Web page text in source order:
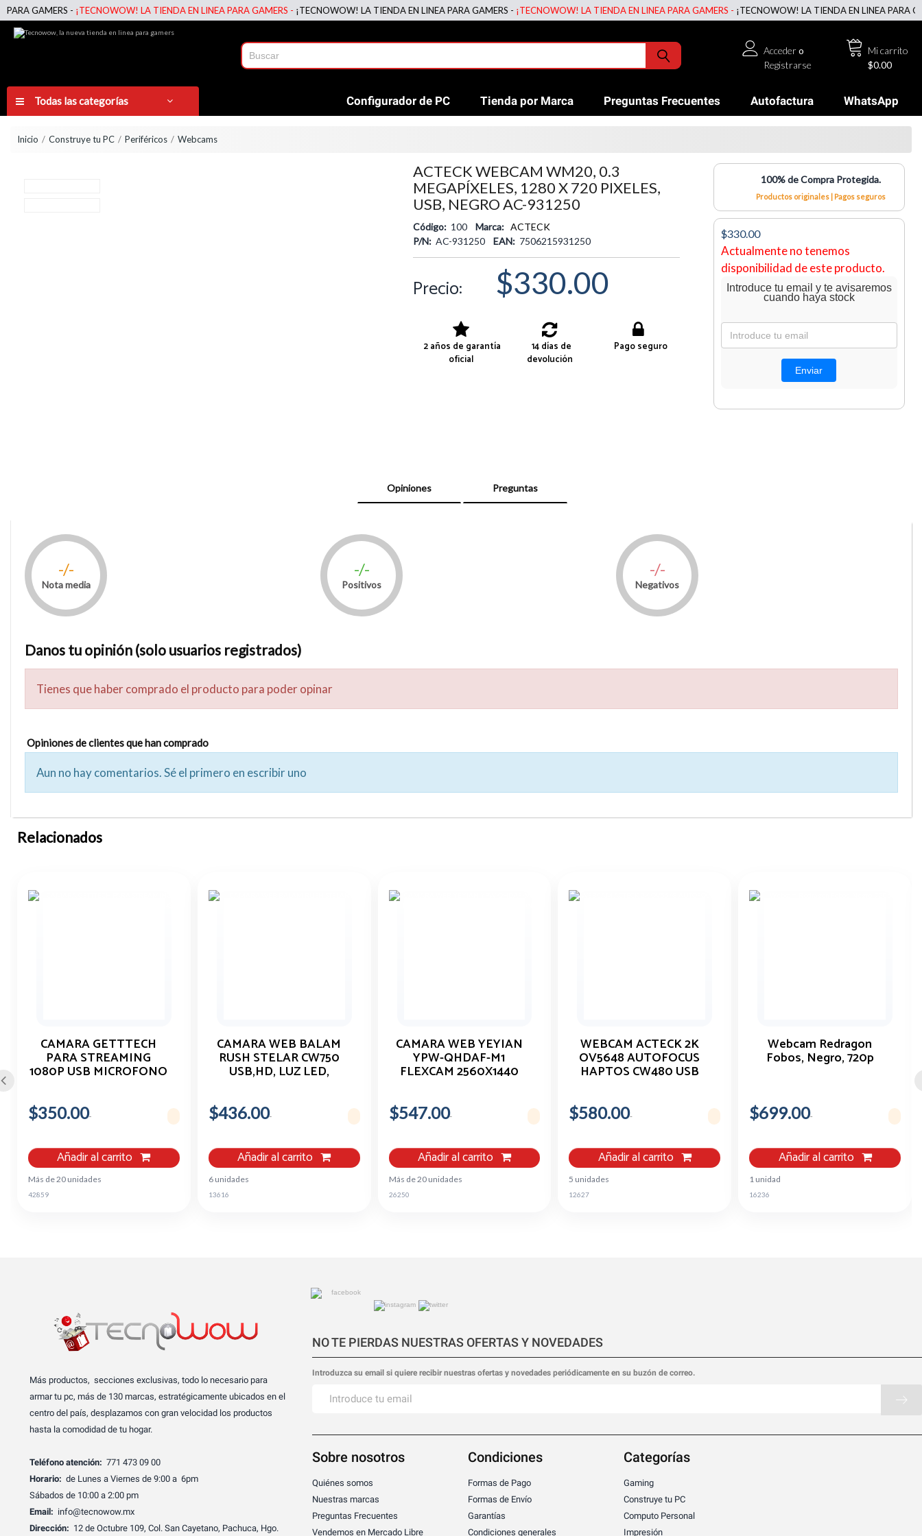
GAMERS -¡TECNOWOW! LA TIENDA EN LINEA PARA GAMERS -¡TECNOWOW! LA TIENDA EN LINEA PARA GAMERS -¡TECNOWOW! LA TIENDA EN LINEA PARA GAMERS -¡TECNOWOW! LA TIENDA EN LINEA PARA
Mi carrito
$0.00
Accedero
Registrarse
Todas las categorías Configurador de PC Tienda por Marca Preguntas Frecuentes Autofactura WhatsApp
Inicio Construye tu PC Periféricos Webcams
ACTECK WEBCAM WM20, 0.3
MEGAPÍXELES, 1280 X 720 PIXELES,
USB, NEGRO AC-931250
Código: 100 Marca: ACTECK
P/N: AC-931250 EAN: 7506215931250
Precio: $330.00
2 años de garantía
oficial
14 días de
devolución
Pago seguro
100% de Compra Protegida.
Productos originales | Pagos seguros
$330.00
Actualmente no tenemos
disponibilidad de este producto.
Introduce tu email y te avisaremos
cuando haya stock
Opiniones Preguntas
-/-
Nota media
-/-
Positivos
-/-
Negativos
Danos tu opinión (solo usuarios registrados)
Tienes que haber comprado el producto para poder opinar
Opiniones de clientes que han comprado
Aun no hay comentarios. Sé el primero en escribir uno
Relacionados
CAMARA GETTTECH
PARA STREAMING
1080P USB MICROFONO
$350.00
Añadir al carrito
Más de 20 unidades
42859
CAMARA WEB BALAM
RUSH STELAR CW750
USB,HD, LUZ LED,
$436.00
Añadir al carrito
6 unidades
13616
CAMARA WEB YEYIAN
YPW-QHDAF-M1
FLEXCAM 2560X1440
$547.00
Añadir al carrito
Más de 20 unidades
26250
WEBCAM ACTECK 2K
OV5648 AUTOFOCUS
HAPTOS CW480 USB
$580.00
Añadir al carrito
5 unidades
12627
Webcam Redragon
Fobos, Negro, 720p
$699.00
Añadir al carrito
1 unidad
16236
Más productos, secciones exclusivas, todo lo necesario para
armar tu pc, más de 130 marcas, estratégicamente ubicados en el
centro del país, desplazamos con gran velocidad los productos
hasta la comodidad de tu hogar.
Teléfono atención: 771 473 09 00
Horario: de Lunes a Viernes de 9:00 a 6pm
Sábados de 10:00 a 2:00 pm
Email: info@tecnowow.mx
Dirección: 12 de Octubre 109, Col. San Cayetano, Pachuca, Hgo.
NO TE PIERDAS NUESTRAS OFERTAS Y NOVEDADES
Introduzca su email si quiere recibir nuestras ofertas y novedades periódicamente en su buzón de correo.
Sobre nosotros
Quiénes somos
Nuestras marcas
Preguntas Frecuentes
Vendemos en Mercado Libre
Condiciones
Formas de Pago
Formas de Envío
Garantías
Condiciones generales
Categorías
Gaming
Construye tu PC
Computo Personal
Impresión